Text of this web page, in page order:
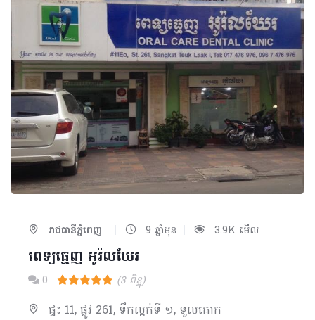
រាជធានីភ្នំពេញ | 9 ឆ្នាំមុន | 3.9K មើល
ពេទ្យធ្មេញ អូរ៉លឃែរ
0 (3 ពិន្ទុ)
ផ្ទះ 11, ផ្លូវ 261, ទឹកល្អក់ទី ១, ទួលគោក